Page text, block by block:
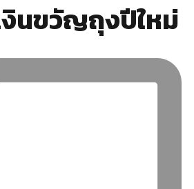
นขวัญถุงปีใหม่